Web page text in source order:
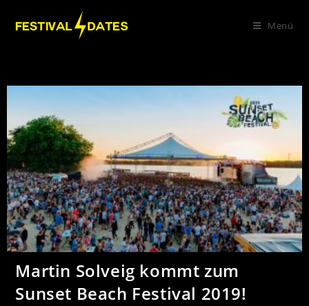
Menü
Martin Solveig kommt zum
Sunset Beach Festival 2019!